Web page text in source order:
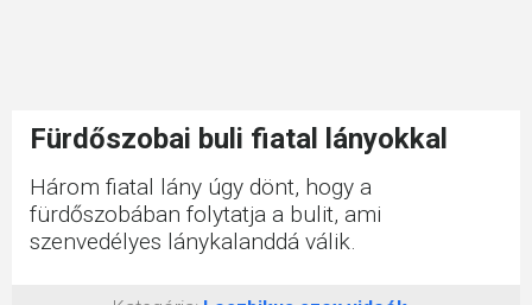
Fürdőszobai buli fiatal lányokkal
Három fiatal lány úgy dönt, hogy a
fürdőszobában folytatja a bulit, ami
szenvedélyes lánykalanddá válik.